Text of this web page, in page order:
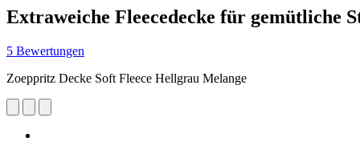
Extraweiche Fleecedecke für gemütliche
5 Bewertungen
Zoeppritz Decke Soft Fleece Hellgrau Melange